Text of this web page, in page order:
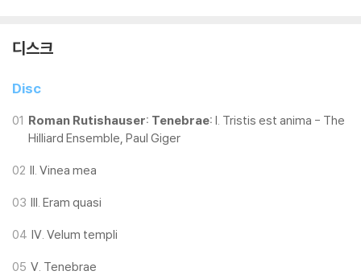
디스크
Disc
01 Roman Rutishauser: Tenebrae: I. Tristis est anima - The
Hilliard Ensemble, Paul Giger
02 II. Vinea mea
03 III. Eram quasi
04 IV. Velum templi
05 V. Tenebrae